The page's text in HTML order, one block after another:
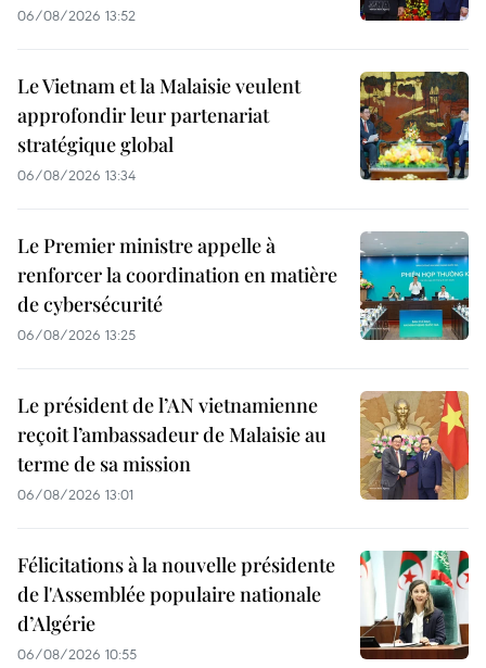
06/08/2026 13:52
Le Vietnam et la Malaisie veulent
approfondir leur partenariat
stratégique global
06/08/2026 13:34
Le Premier ministre appelle à
renforcer la coordination en matière
de cybersécurité
06/08/2026 13:25
Le président de l’AN vietnamienne
reçoit l’ambassadeur de Malaisie au
terme de sa mission
06/08/2026 13:01
Félicitations à la nouvelle présidente
de l'Assemblée populaire nationale
d’Algérie
06/08/2026 10:55